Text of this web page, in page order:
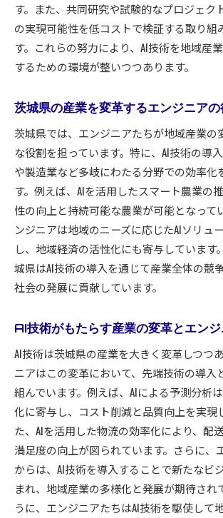
す。また、共同研究や試験的なプロジェク
の実現可能性を低コストで検証する取り組
す。これらの努力により、AI技術を地域産
するための環境が整いつつあります。
茨城県の産業を変革するエンジニア
茨城県では、エンジニアたちが地域産業の
な役割を担っています。特に、AI技術の導
や製造業など多岐にわたる分野での効率化
す。例えば、AIを活用したスマート農業の
性の向上と持続可能な農業が可能となって
ンジニアは地域のニーズに応じたAIソリュ
し、地域経済の活性化にも寄与しています
城県はAI技術の導入を通じて産業全体の競
社会の発展に貢献しています。
AI技術がもたらす産業の変革とエン
AI技術は茨城県の産業を大きく変革しつつ
ニアはこの変革において、先端技術の導入
組んでいます。例えば、AIによる予測分析
化に寄与し、コスト削減と品質向上を実現
た、AIを活用した物流の効率化により、配
満足度の向上が図られています。さらに、
からは、AI技術を導入することで新たなビ
まれ、地域産業の多様化と発展が期待され
うに、エンジニアたちはAI技術を駆使して